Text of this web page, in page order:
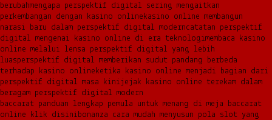
berubahmengapa perspektif digital sering mengaitkan
perkembangan dengan kasino online kasino online membangun
narasi baru dalam perspektif digital moderncatatan perspektif
digital mengenai kasino online di era teknologimembaca kasino
online melalui lensa perspektif digital yang lebih
luasperspektif digital memberikan sudut pandang berbeda
terhadap kasino online ketika kasino online menjadi bagian dari
perspektif digital masa kinijejak kasino online terekam dalam
beragam perspektif digital modern
baccarat panduan lengkap pemula untuk menang di meja baccarat
online klik disini bonanza cara mudah menyusun pola slot yang